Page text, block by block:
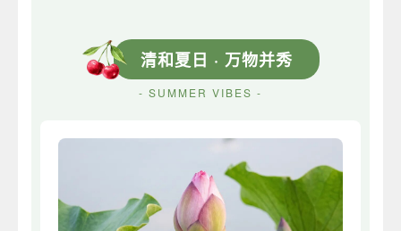
清和夏日 · 万物并秀
- SUMMER VIBES -